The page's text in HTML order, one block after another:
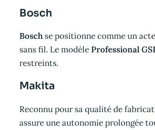
Bosch
Bosch se positionne comme un
sans fil. Le modèleProfessional
restreints.
Makita
Reconnu pour sa qualité de
assure une autonomie prolongée